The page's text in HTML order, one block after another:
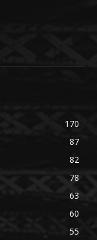
170
87
82
78
63
60
55